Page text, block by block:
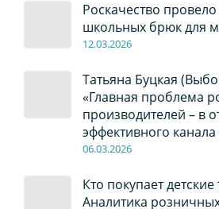
Роскачество
школьных брюк для
12.03.2026
Татьяна Буцкая
«Главная проблема
производителей – в
эффективного канала
06.03.2026
Кто покупает
Аналитика